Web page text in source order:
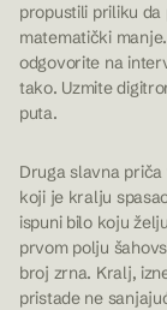
propustili priliku
matematički
odgovorite na
tako. Uzmite
puta.
Druga slavna
koji je kralju
ispuni bilo koju
prvom polju
broj zrna. Kralj,
pristade ne